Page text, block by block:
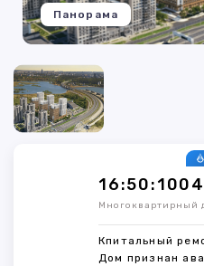
Панорама
Многоквартирный
Кпитальный
Дом признан